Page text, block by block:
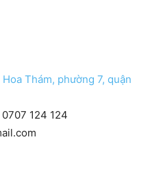
Thám, phường 7, quận
124 124